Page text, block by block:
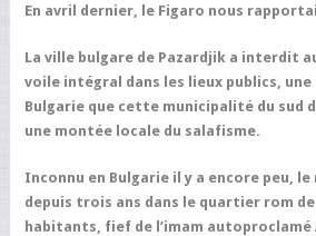
En avril dernier, le Figaro nous
La ville bulgare de Pazardjik a interdit
voile intégral dans les lieux publics,
Bulgarie que cette municipalité du sud
une montée locale du salafisme.
Inconnu en Bulgarie il y a encore peu, le
depuis trois ans dans le quartier rom
habitants, fief de l’imam autoproclamé